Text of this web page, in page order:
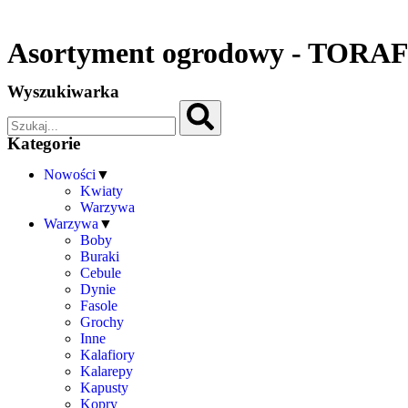
Asortyment ogrodowy - TORAF
Wyszukiwarka
Kategorie
Nowości ▼
Kwiaty
Warzywa
Warzywa ▼
Boby
Buraki
Cebule
Dynie
Fasole
Grochy
Inne
Kalafiory
Kalarepy
Kapusty
Kopry